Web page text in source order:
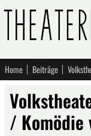
Home Beiträge
/ Komödie